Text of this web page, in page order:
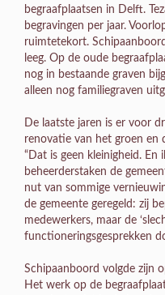
begraafplaatsen in Delft.
begravingen per jaar.
ruimtetekort.
leeg. Op de oude
nog in bestaande graven
alleen nog familiegraven
De laatste jaren is er voor
renovatie van het groen en
“Dat is geen kleinigheid.
beheerderstaken de
nut van sommige
de gemeente geregeld: zij
medewerkers, maar de
functioneringsgesprekken
Schipaanboord volgde zijn
Het werk op de